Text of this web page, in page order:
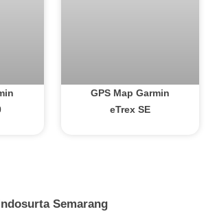
GPS Map Garmin
eTrex SE
Semarang